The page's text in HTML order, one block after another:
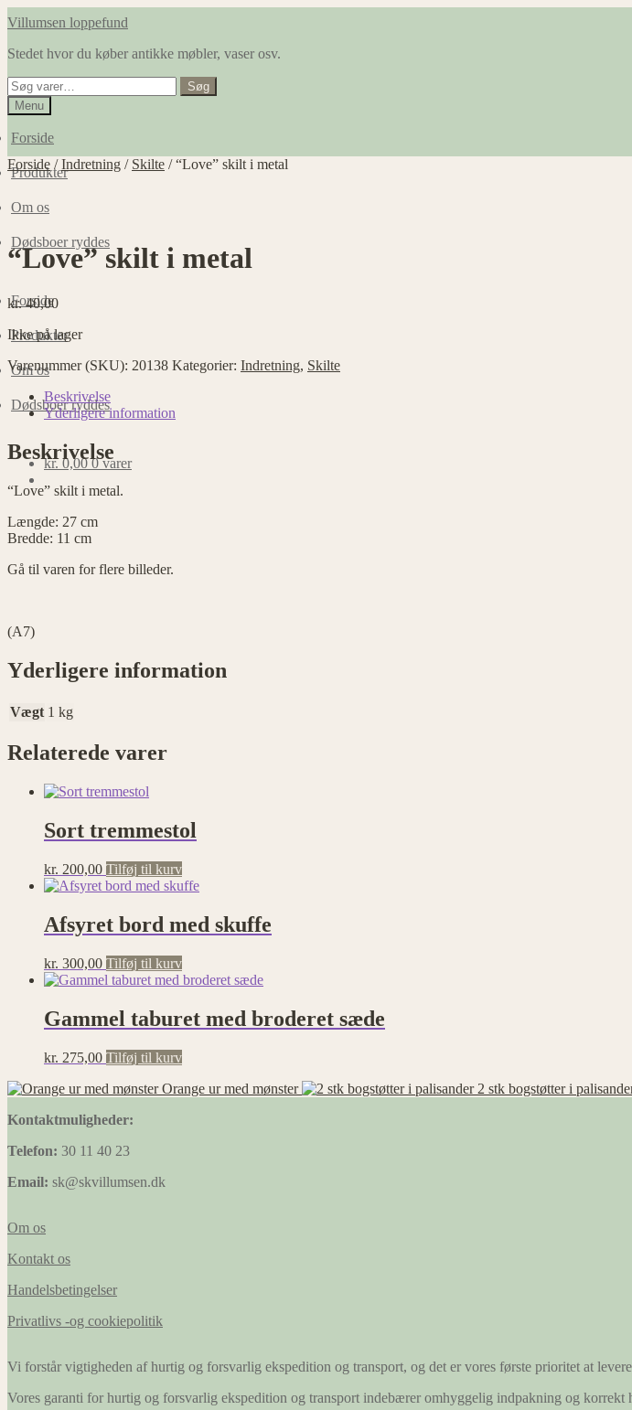
Spring
navigation
Spring
indhold
Villumsen loppefund
Stedet hvor du køber antikke møbler, vaser osv.
Søg
efter:
Søg
Menu
Forside
Produkter
Om os
Dødsboer ryddes
Forside
Produkter
Om os
Dødsboer ryddes
kr.0,00 0 varer
Forside /Indretning / Skilte /“Love” skilt i metal
“Love” skilt i metal
kr.40,00
Ikke på lager
Varenummer (SKU): 20138 Kategorier: Indretning, Skilte
Beskrivelse
Yderligere information
Beskrivelse
“Love” skilt i metal.
Længde: 27 cm
Bredde: 11 cm
Gå til varen for flere billeder.
(A7)
Yderligere information
Vægt 1 kg
Relaterede varer
Sort tremmestol
kr. 200,00 Tilføj til kurv
Afsyret bord med skuffe
kr. 300,00 Tilføj til kurv
Gammel taburet med broderet sæde
kr. 275,00 Tilføj til kurv
Orange ur med mønster
2 stk bogstøtter i
Kontaktmuligheder:
Telefon: 30 11 40 23
Email: sk@skvillumsen.dk
Om os
Kontakt os
Handelsbetingelser
Privatlivs -og cookiepolitik
Vi forstår vigtigheden af hurtig og forsvarlig ekspedition og transport, og det er vores første prioritet at
Vores garanti for hurtig og forsvarlig ekspedition og transport indebærer omhyggelig indpakning og korrekt